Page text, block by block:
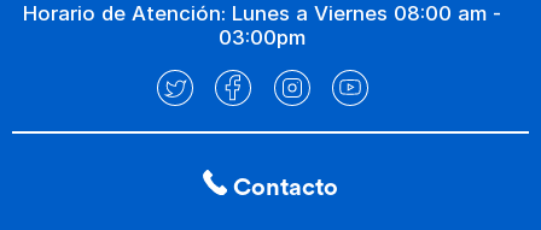
Horario de Atención: Lunes a Viernes 08:00 am -
03:00pm
Contacto